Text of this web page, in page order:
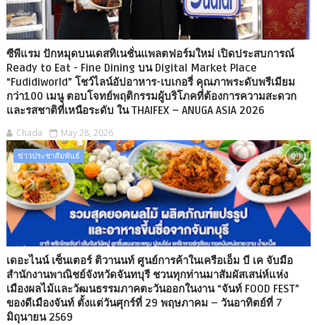
ซีพีแรม ปักหมุดบนเดสทิเนชั่นแพลตฟอร์มใหม่ เปิดประสบการณ์
Ready to Eat - Fine Dining บน Digital Market Place
“Fudidiworld” โชว์ไลน์อัปอาหาร-เบเกอรี่ คุณภาพระดับพรีเมียม
กว่า100 เมนู ตอบโจทย์พฤติกรรมผู้บริโภคที่ต้องการความสะดวก
และรสชาติที่เหนือระดับ ใน THAIFEX – ANUGA ASIA 2026
Chada May 28, 2026
ข่าวประชาสัมพันธ์
เดอะไนน์ เซ็นเตอร์ ติวานนท์ ศูนย์การค้าในเครือเอ็ม บี เค จับมือ
สำนักงานพาณิชย์จังหวัดจันทบุรี ชวนทุกท่านมาสัมผัสเสน่ห์แห่ง
เมืองผลไม้และวัฒนธรรมภาคตะวันออกในงาน “จันท์ FOOD FEST”
ของดีเมืองจันท์ ตั้งแต่วันศุกร์ที่ 29 พฤษภาคม – วันอาทิตย์ที่ 7
มิถุนายน 2569